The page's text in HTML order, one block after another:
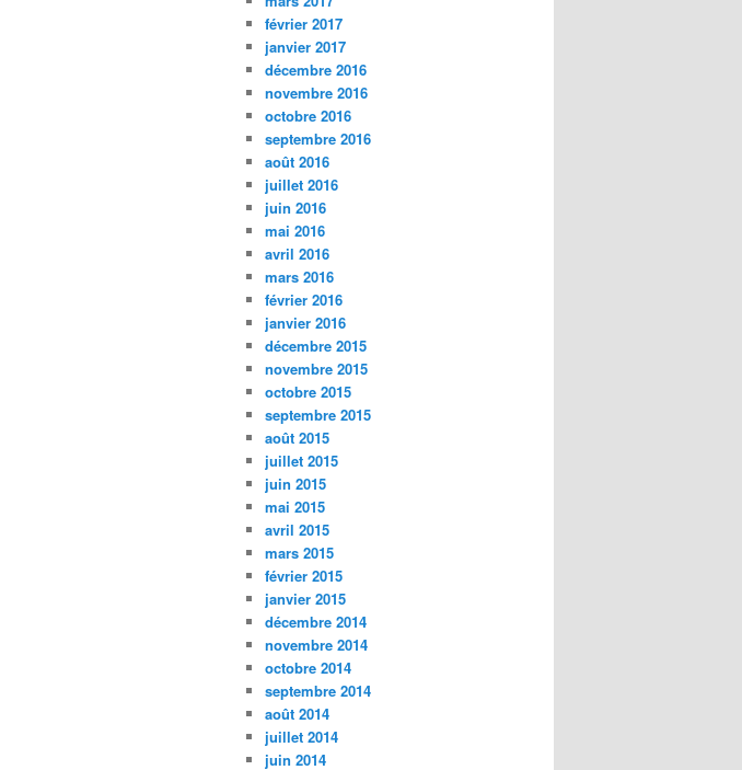
février 2017
janvier 2017
décembre 2016
novembre 2016
octobre 2016
septembre 2016
août 2016
juillet 2016
juin 2016
mai 2016
avril 2016
mars 2016
février 2016
janvier 2016
décembre 2015
novembre 2015
octobre 2015
septembre 2015
août 2015
juillet 2015
juin 2015
mai 2015
avril 2015
mars 2015
février 2015
janvier 2015
décembre 2014
novembre 2014
octobre 2014
septembre 2014
août 2014
juillet 2014
juin 2014